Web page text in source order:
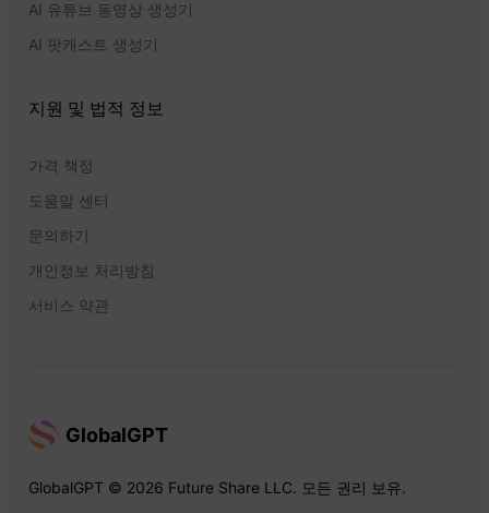
AI 유튜브 동영상 생성기
AI 팟캐스트 생성기
지원 및 법적 정보
가격 책정
도움말 센터
문의하기
개인정보 처리방침
서비스 약관
GlobalGPT
GlobalGPT © 2026 Future Share LLC. 모든 권리 보유.